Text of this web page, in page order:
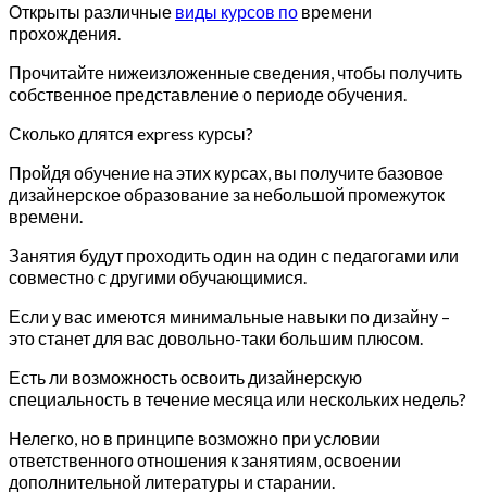
Открыты различные виды курсов по времени
прохождения.
Прочитайте нижеизложенные сведения, чтобы получить
собственное представление о периоде обучения.
Сколько длятся express курсы?
Пройдя обучение на этих курсах, вы получите базовое
дизайнерское образование за небольшой промежуток
времени.
Занятия будут проходить один на один с педагогами или
совместно с другими обучающимися.
Если у вас имеются минимальные навыки по дизайну –
это станет для вас довольно-таки большим плюсом.
Есть ли возможность освоить дизайнерскую
специальность в течение месяца или нескольких недель?
Нелегко, но в принципе возможно при условии
ответственного отношения к занятиям, освоении
дополнительной литературы и старании.